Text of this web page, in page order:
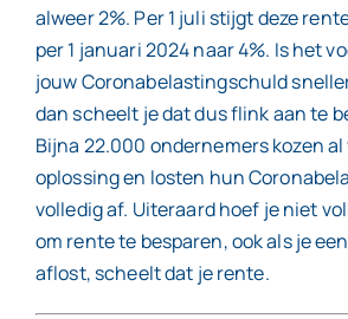
alweer 2%. Per 1 juli stijgt deze
per 1 januari 2024 naar 4%. Is het
jouw Coronabelastingschuld
dan scheelt je dat dus flink aan te
Bijna 22.000 ondernemers kozen al
oplossing en losten hun
volledig af. Uiteraard hoef je niet
om rente te besparen, ook als je
aflost, scheelt dat je rente.